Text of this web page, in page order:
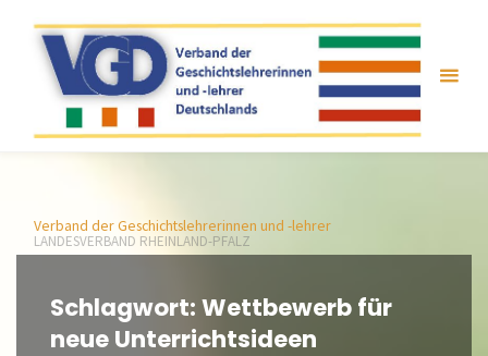
springen
Verband der Geschichtslehrerinnen und -lehrer
LANDESVERBAND RHEINLAND-PFALZ
Schlagwort: Wettbewerb für
neue Unterrichtsideen